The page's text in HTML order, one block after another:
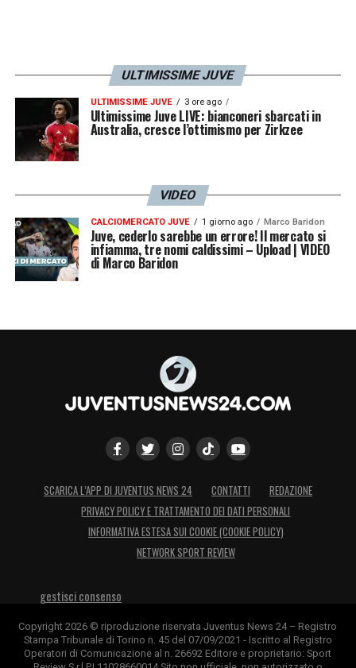
LA PLAYLIST DELLE NOSTRE TOP NEWS
ULTIMISSIME JUVE
ULTIMISSIME JUVE 3 ore ago
Ultimissime Juve LIVE: bianconeri sbarcati in
Australia, cresce l’ottimismo per Zirkzee
VIDEO
CALCIOMERCATO JUVE 1 giorno ago Marco Baridon
Juve, cederlo sarebbe un errore! Il mercato si
infiamma, tre nomi caldissimi – Upload | VIDEO
di Marco Baridon
SCARICA L’APP DI JUVENTUS NEWS 24 CONTATTI
REDAZIONE
PRIVACY POLICY E TRATTAMENTO DEI DATI PERSONALI
INFORMATIVA ESTESA SUI COOKIE (COOKIE POLICY)
NETWORK SPORT REVIEW
gestisci consenso
Copyright 2026 © riproduzione riservata Juventus News 24 – Registro
Stampa Tribunale di Torino n. 45 del 07/09/2021 - Iscritto al Registro
Operatori di Comunicazione al n. 26692 Editore e proprietario: Sport